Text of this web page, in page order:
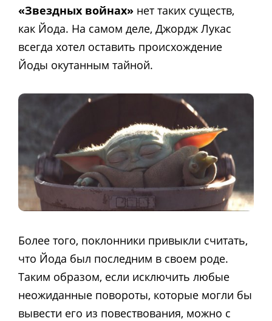
«Звездных войнах» нет таких существ,
как Йода. На самом деле, Джордж Лукас
всегда хотел оставить происхождение
Йоды окутанным тайной.
Более того, поклонники привыкли считать,
что Йода был последним в своем роде.
Таким образом, если исключить любые
неожиданные повороты, которые могли бы
вывести его из повествования, можно с